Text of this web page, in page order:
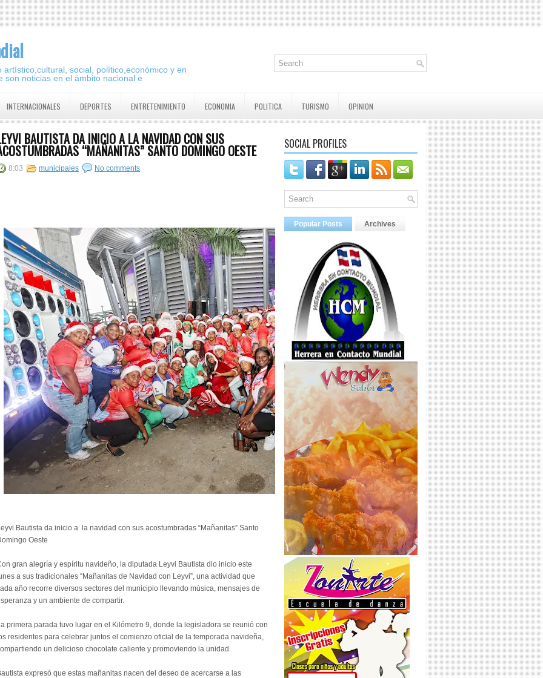
social, político,económico y en
son noticias en el ámbito nacional e
INTERNACIONALES DEPORTES ENTRETENIMIENTO ECONOMIA POLITICA TURISMO OPINION
BAUTISTA DA INICIO A LA NAVIDAD CON SUS
“MAÑANITAS” SANTO DOMINGO OESTE
8:03 municipales No comments
Bautista da inicio a la navidad con sus acostumbradas “Mañanitas” Santo
Oeste
gran alegría y espíritu navideño, la diputada Leyvi Bautista dio inicio este
a sus tradicionales “Mañanitas de Navidad con Leyvi”, una actividad que
año recorre diversos sectores del municipio llevando música, mensajes de
y un ambiente de compartir.
primera parada tuvo lugar en el Kilómetro 9, donde la legisladora se reunió con
residentes para celebrar juntos el comienzo oficial de la temporada navideña,
un delicioso chocolate caliente y promoviendo la unidad.
expresó que estas mañanitas nacen del deseo de acercarse a las
SOCIAL PROFILES
Popular Posts Archives